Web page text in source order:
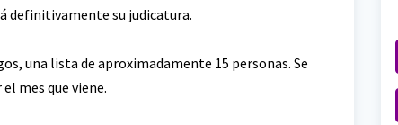
definitivamente su judicatura.
una lista de aproximadamente 15 personas. Se
mes que viene.